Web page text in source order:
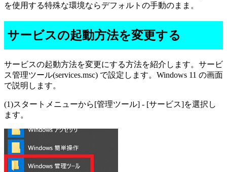
を使用する特殊な環境ならデフォルトの手動のまま。
サービスの起動方法を変更する
サービスの起動方法を変更にする方法を紹介します。サービ
ス管理ツール(services.msc) で設定します。Windows 11 の画面
で説明します。
(1)スタートメニューから[管理ツール] - [サービス]を選択し
ます。